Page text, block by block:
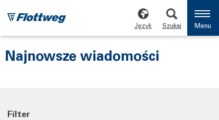
Język Szukaj Menu
Najnowsze wiadomości
Filter